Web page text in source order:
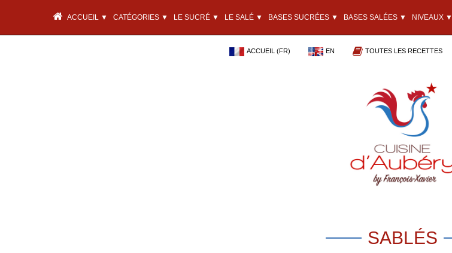
ACCUEIL ▼ CATÉGORIES ▼ LE SUCRÉ ▼ LE SALÉ ▼ BASES SUCRÉES ▼ BASES SALÉES ▼ NIVEAUX ▼
ACCUEIL (FR) EN TOUTES LES RECETTES
SABLÉS